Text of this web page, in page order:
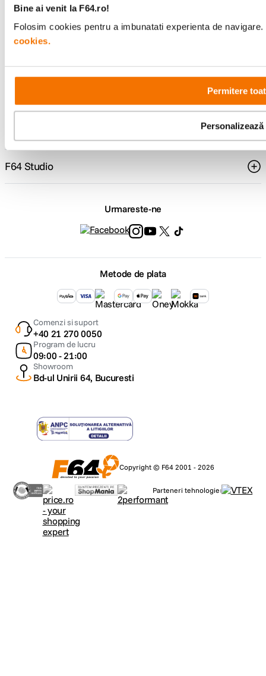
Bine ai venit la F64.ro!
Folosim cookies pentru a imbunatati experienta de
cookies.
Permitere
Personalizează
specializata
Comenzi si livrare
F64 Studio
Urmareste-ne
Metode de plata
Comenzi si suport
+40 21 270 0050
Program de lucru
09:00 - 21:00
Showroom
Bd-ul Unirii 64, Bucuresti
Copyright © F64 2001 - 2026
Parteneri tehnologie: